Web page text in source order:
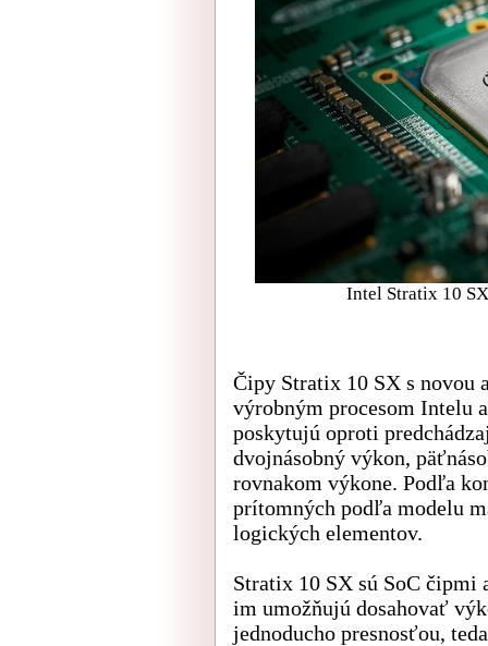
Intel Stratix 10
Čipy Stratix 10 SX s novou
výrobným procesom Intelu
poskytujú oproti
dvojnásobný výkon,
rovnakom výkone. Podľa
prítomných podľa modelu
logických elementov.
Stratix 10 SX sú SoC čipmi
im umožňujú dosahovať
jednoducho presnosťou,